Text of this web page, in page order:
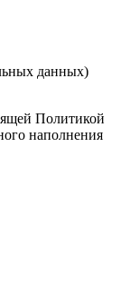
данных)
Политикой
наполнения